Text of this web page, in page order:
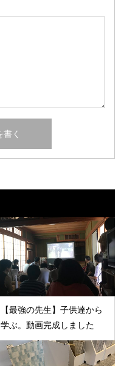
【最強の先生】子供達から
学ぶ。動画完成しました